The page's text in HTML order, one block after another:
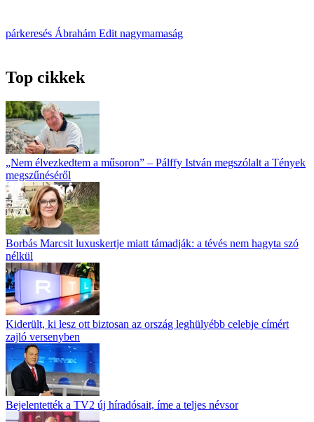
párkeresés Ábrahám Edit nagymamaság
Top cikkek
„Nem élvezkedtem a műsoron” – Pálffy István megszólalt a Tények
megszűnéséről
Borbás Marcsit luxuskertje miatt támadják: a tévés nem hagyta szó
nélkül
Kiderült, ki lesz ott biztosan az ország leghülyébb celebje címért
zajló versenyben
Bejelentették a TV2 új híradósait, íme a teljes névsor